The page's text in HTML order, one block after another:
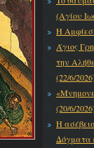
(Αγίου
Η
Άγιος
την
(22/6/
(20/6/
Η
Δόγματα